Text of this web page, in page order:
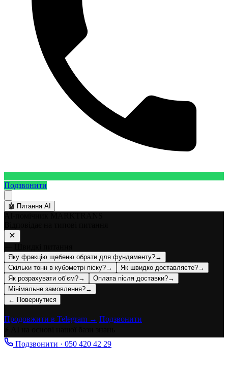
Подзвонити
🤖 Питання AI
Яку фракцію щебеню обрати для фундаменту?→
Скільки тонн в кубометрі піску?→ Як швидко доставляєте?→
Як розрахувати об’єм?→ Оплата після доставки?→
Мінімальне замовлення?→
← Повернутися
Продовжити в Telegram → Подзвонити
Подзвонити · 050 420 42 29